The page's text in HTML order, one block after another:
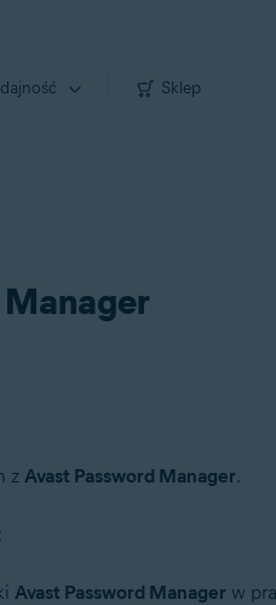
Sklep
z Avast Password Manager.
Avast Password Manager w